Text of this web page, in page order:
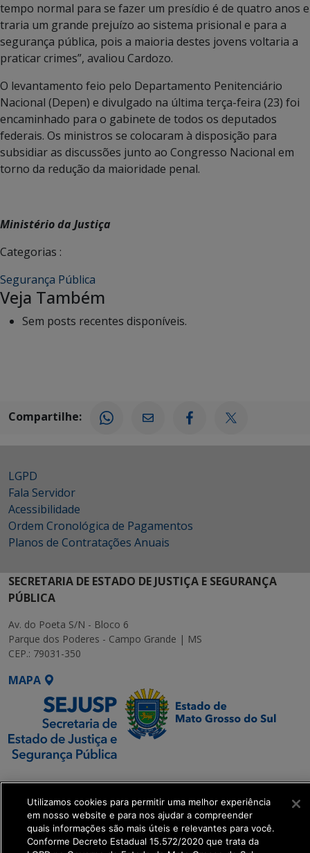
tempo normal para se fazer um presídio é de quatro anos e
traria um grande prejuízo ao sistema prisional e para a
segurança pública, pois a maioria destes jovens voltaria a
praticar crimes”, avaliou Cardozo.
O levantamento feio pelo Departamento Penitenciário
Nacional (Depen) e divulgado na última terça-feira (23) foi
encaminhado para o gabinete de todos os deputados
federais. Os ministros se colocaram à disposição para
subsidiar as discussões junto ao Congresso Nacional em
torno da redução da maioridade penal.
Ministério da Justiça
Categorias :
Segurança Pública
Veja Também
Sem posts recentes disponíveis.
Compartilhe:
LGPD
Fala Servidor
Acessibilidade
Ordem Cronológica de Pagamentos
Planos de Contratações Anuais
SECRETARIA DE ESTADO DE JUSTIÇA E SEGURANÇA
PÚBLICA
Av. do Poeta S/N - Bloco 6
Parque dos Poderes - Campo Grande | MS
CEP.: 79031-350
MAPA
SETDIG | Secretaria-
Executiva de
Transformação Digital
get_footer();
Utilizamos cookies para permitir uma melhor experiência
em nosso website e para nos ajudar a compreender
quais informações são mais úteis e relevantes para você.
Conforme Decreto Estadual 15.572/2020 que trata da